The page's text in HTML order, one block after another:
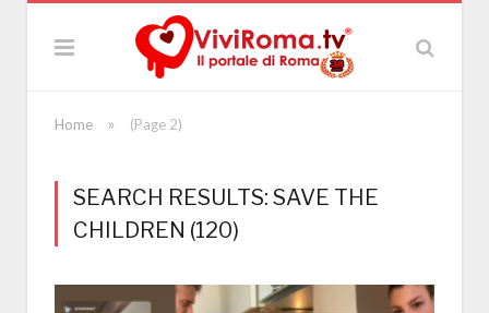
Home » (Page 2)
SEARCH RESULTS: SAVE THE
CHILDREN (120)